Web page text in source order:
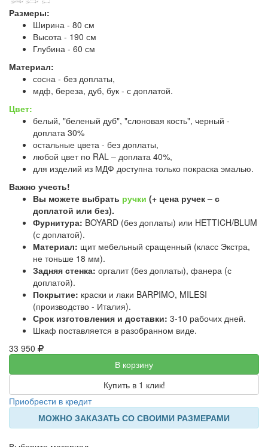
Размеры:
Ширина - 80 см
Высота - 190 см
Глубина - 60 см
Материал:
сосна - без доплаты,
мдф, береза, дуб, бук - с доплатой.
Цвет:
белый, "беленый дуб", "слоновая кость", черный -
доплата 30%
остальные цвета - без доплаты,
любой цвет по RAL – доплата 40%,
для изделий из МДФ доступна только покраска эмалью.
Важно учесть!
Вы можете выбрать ручки (+ цена ручек – с
доплатой или без).
Фурнитура: BOYARD (без доплаты) или HETTICH/BLUM
(с доплатой).
Материал: щит мебельный сращенный (класс Экстра,
не тоньше 18 мм).
Задняя стенка: оргалит (без доплаты), фанера (с
доплатой).
Покрытие: краски и лаки BARPIMO, MILESI
(производство - Италия).
Срок изготовления и доставки: 3-10 рабочих дней.
Шкаф поставляется в разобранном виде.
33 950
В корзину
Купить в 1 клик!
Приобрести в кредит
МОЖНО ЗАКАЗАТЬ СО СВОИМИ РАЗМЕРАМИ